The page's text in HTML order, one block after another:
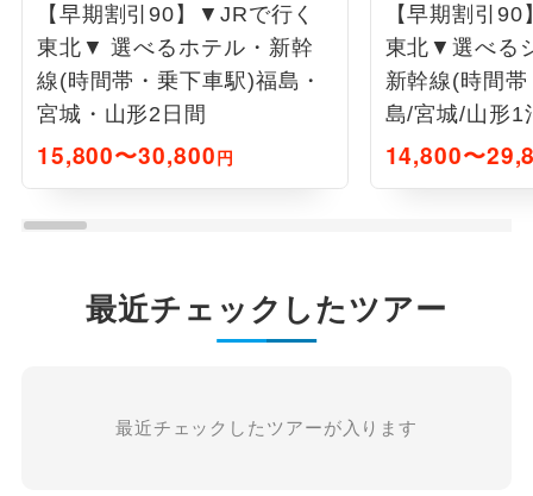
【早期割引90】▼JRで行く
東北▼ 選べるホテル・新幹
線(時間帯・乗下車駅)福島・
宮城・山形2日間
15,800〜30,800円
【早期割引
東北▼選べる
新幹線(時間
島/宮城/山形1
14,800〜
最近チェックしたツアー
最近チェックしたツアーが入ります